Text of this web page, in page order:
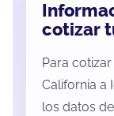
cotizar
Para
California a
los datos